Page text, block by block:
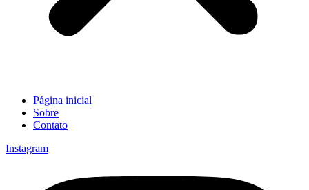
Página inicial
Sobre
Contato
Instagram